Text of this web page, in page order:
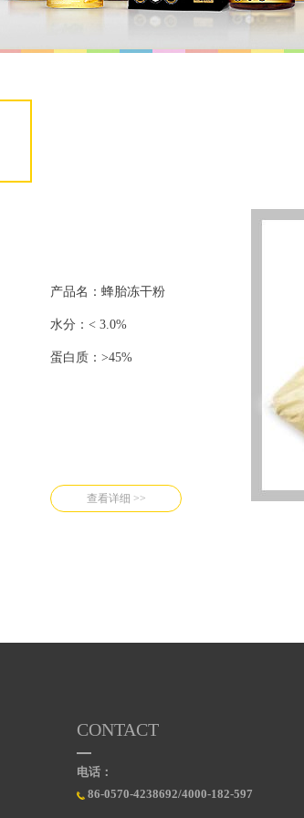
产品名：蜂胎冻干粉
水分：< 3.0%
蛋白质：>45%
查看详细 >>
CONTACT
电话：
86-0570-4238692/4000-182-597